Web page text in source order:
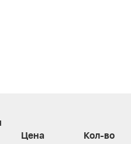
Цена Кол-во